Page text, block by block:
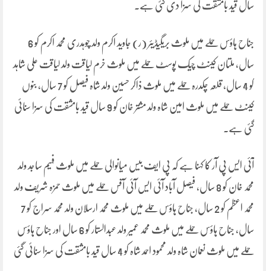
سال قید بامشقت کی سزا دی گئی ہے۔
جناح ہاؤس حملے میں ملوث بریگیڈیئر (ر) جاوید اکرم ولد چوہدری محمد اکرم کو 6
سال، ملتان کینٹ چیک پوسٹ حملے میں ملوث خرم لیاقت ولد لیاقت علی شاہد
کو 4 سال، قلعہ چکدرہ حملے میں ملوث ذاکر حسین ولد شاہ فیصل کو 7 سال، بنوں
کینٹ حملے میں ملوث امین شاہ ولد مشتر خان کو 9 سال قید بامشقت کی سزا سنائی
گئی ہے۔
آئی ایس پی آر کا کہنا ہے کہ پی ایف بیس میانوالی حملے میں ملوث فہیم ساجد ولد
محمد خان کو 8 سال، فیصل آباد آئی ایس آئی آفس حملے میں ملوث حمزہ شریف ولد
محمد اعظم کو 2 سال، جناح ہاؤس حملے میں ملوث محمد ارسلان ولد محمد سراج کو 7
سال، جناح ہاؤس حملے میں ملوث محمد عمیر ولد عبدالستار کو 6 سال اور جناح ہاؤس
حملے میں ملوث نعمان شاہ ولد محمود احمد شاہ کو 4 سال قید بامشقت کی سزا سنائی گئی